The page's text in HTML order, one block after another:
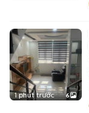
1 phút trước 6